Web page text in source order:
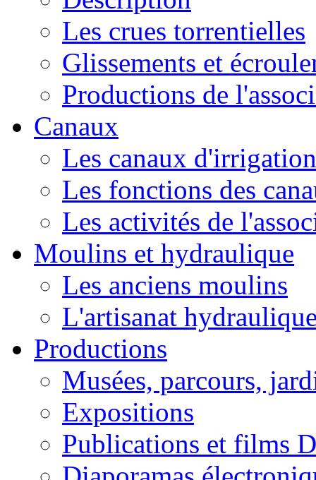
Les crues torrentielles
Glissements et
Productions de
Canaux
Les canaux
Les fonctions des
Les activités de
Moulins et hydraulique
Les anciens moulins
L'artisanat
Productions
Musées, parcours,
Expositions
Publications et films